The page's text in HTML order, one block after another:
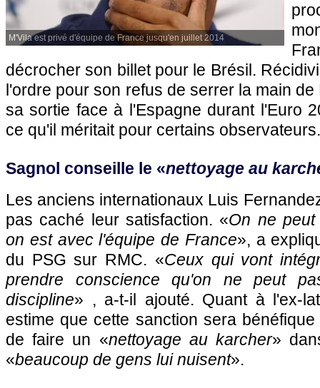
M'Vila est privé d'équipe de France jusqu'en juillet 2014
décrocher son billet pour le Brésil.
l'ordre pour son refus de serrer la main
sa sortie face à l'Espagne durant l'Euro
ce qu'il méritait pour certains observateurs.
Sagnol conseille le «nettoyage au
Les anciens internationaux Luis
pas caché leur satisfaction. «On ne
on est avec l'équipe de France», a
du PSG sur RMC. «Ceux qui vont
prendre conscience qu'on ne peut
discipline» , a-t-il ajouté. Quant à l'ex-
estime que cette sanction sera
de faire un «nettoyage au karcher»
«beaucoup de gens lui nuisent».